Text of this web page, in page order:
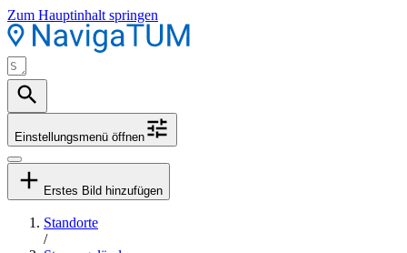
Zum Hauptinhalt springen
Einstellungsmenü öffnen
Erstes Bild hinzufügen
Standorte
/